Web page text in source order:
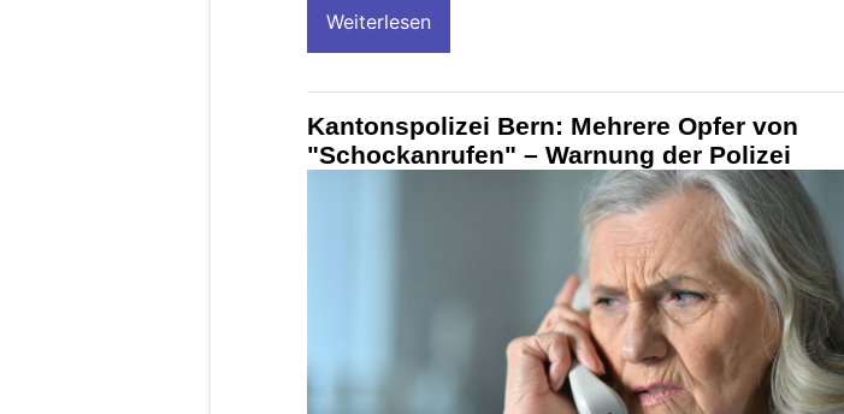
Weiterlesen
Kantonspolizei Bern: Mehrere Opfer von
"Schockanrufen" – Warnung der Polizei